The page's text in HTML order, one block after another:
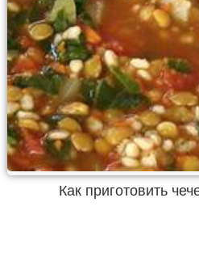
Как приготовить